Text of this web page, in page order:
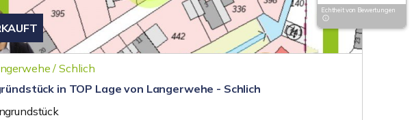
/ Schlich
in TOP Lage von Langerwehe - Schlich
Echtheit von Bewertungen